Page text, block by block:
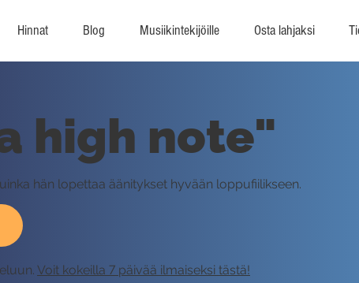
Hinnat Blog Musiikintekijöille Osta lahjaksi
high note"
hän lopettaa äänitykset hyvään loppufiilikseen.
Voit kokeilla 7 päivää ilmaiseksi tästä!